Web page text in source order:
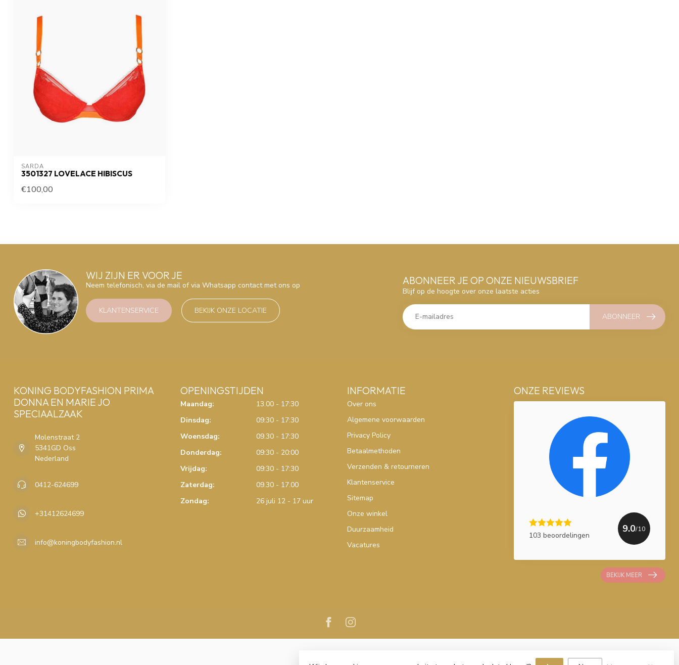
SARDA
3501327 LOVELACE HIBISCUS
€100,00
WIJ ZIJN ER VOOR JE
Neem telefonisch, via de mail of via Whatsapp contact met ons op
KLANTENSERVICE BEKIJK ONZE LOCATIE
ABONNEER JE OP ONZE NIEUWSBRIEF
Blijf op de hoogte over onze laatste acties
ABONNEER
KONING BODYFASHION PRIMA
DONNA EN MARIE JO
SPECIAALZAAK
Molenstraat 2
5341GD Oss
Nederland
0412-624699
+31412624699
info@koningbodyfashion.nl
OPENINGSTIJDEN
Maandag:
13.00 - 17:30
Dinsdag:
09:30 - 17:30
Woensdag:
09.30 - 17:30
Donderdag:
09:30 - 20:00
Vrijdag:
09:30 - 17:30
Zaterdag:
09.30 - 17.00
Zondag:
26 juli 12 - 17 uur
INFORMATIE
Over ons
Algemene voorwaarden
Privacy Policy
Betaalmethoden
Verzenden & retourneren
Klantenservice
Sitemap
Onze winkel
Duurzaamheid
Vacatures
ONZE REVIEWS
103 beoordelingen
9.0/10
BEKIJK MEER